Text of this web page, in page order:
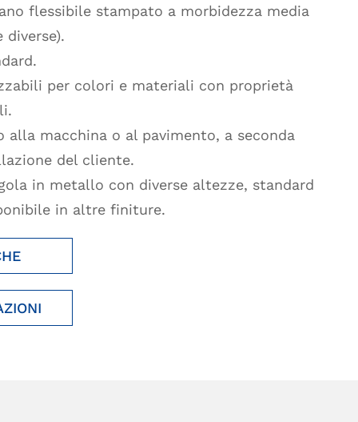
flessibile stampato a morbidezza media
diverse).
per colori e materiali con proprietà
alla macchina o al pavimento, a seconda
del cliente.
in metallo con diverse altezze, standard
in altre finiture.